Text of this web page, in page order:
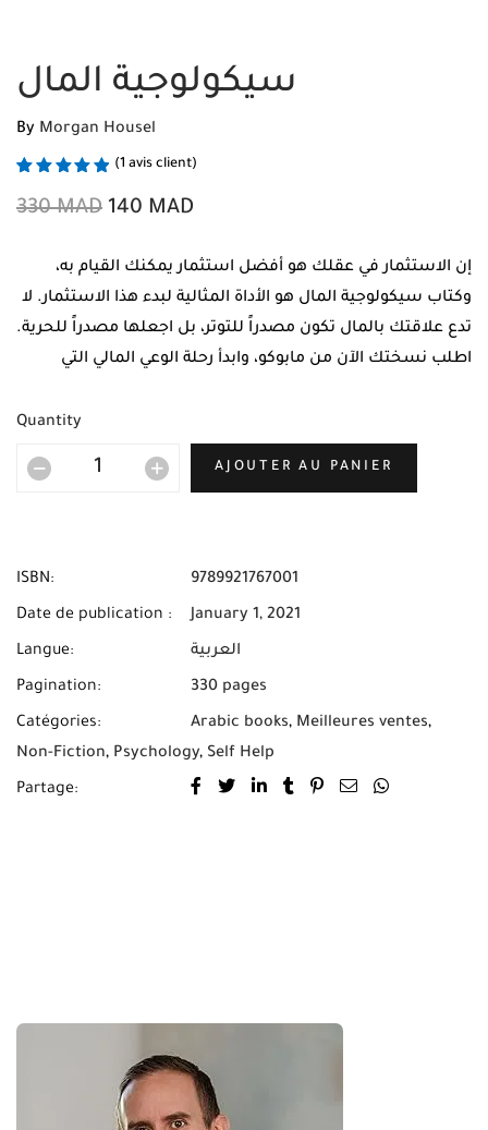
سيكولوجية المال
By Morgan Housel
sur 5 basé
notation
(1 avis client)
330MAD 140 MAD
إن الاستثمار في عقلك هو أفضل استثمار يمكنك القيام به،
وكتاب سيكولوجية المال هو الأداة المثالية لبدء هذا الاستثمار. لا
تدع علاقتك بالمال تكون مصدراً للتوتر، بل اجعلها مصدراً للحرية.
اطلب نسختك الآن من مابوكو، وابدأ رحلة الوعي المالي التي
Quantity
AJOUTER AU PANIER
ISBN: 9789921767001
Date de publication : January 1, 2021
Langue: العربية
Pagination: 330 pages
Catégories: Arabic books, Meilleures ventes,
Non-Fiction, Psychology, Self Help
Partage: